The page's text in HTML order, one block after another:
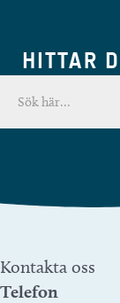
HITTAR
Kontakta oss
Telefon